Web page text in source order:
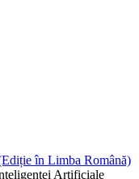
în Limba Română)
Artificiale